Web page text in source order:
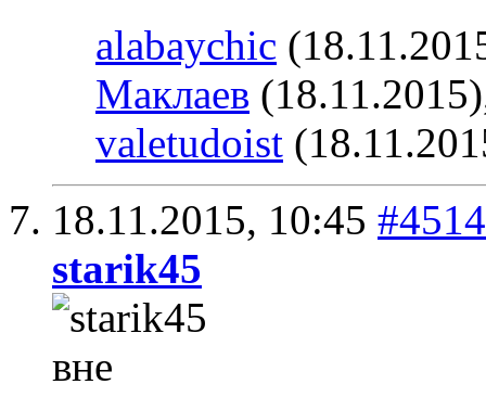
alabaychic
Маклаев
valetudoist
18.11.2015, 10:45 #4514
starik45